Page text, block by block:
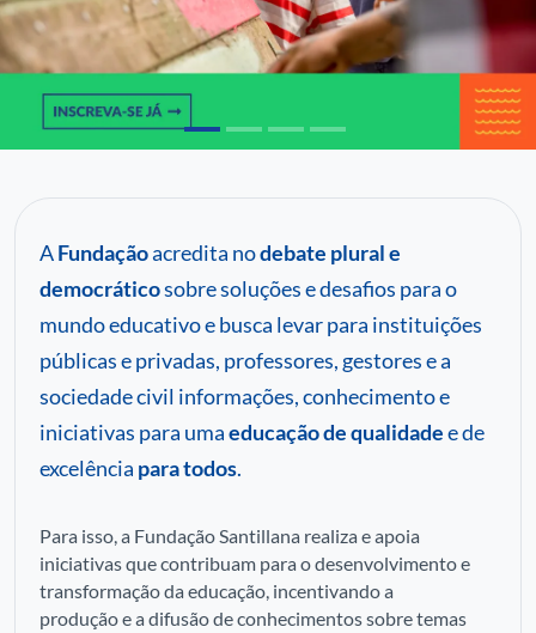
AFundaçãoacredita nodebate plural e
democráticosobre soluções e desafios para o
mundo educativo e busca levar para instituições
públicas e privadas, professores, gestores e a
sociedade civil informações, conhecimento e
iniciativas para umaeducação de qualidadee de
excelência para todos.
Para isso, a Fundação Santillana realiza e apoia
iniciativas que contribuam para o desenvolvimento e
transformação da educação, incentivando a
produção e a difusão de conhecimentos sobre temas